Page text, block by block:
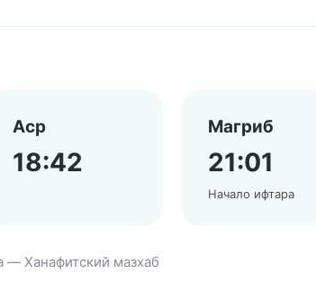
Аср
18:42
Магриб
21:01
Начало ифтара
— Ханафитский мазхаб